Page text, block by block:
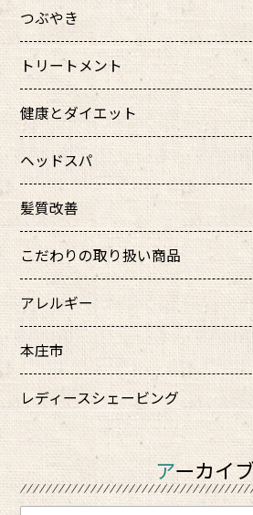
つぶやき
トリートメント
健康とダイエット
ヘッドスパ
髪質改善
こだわりの取り扱い商品
アレルギー
本庄市
レディースシェービング
アーカイブ